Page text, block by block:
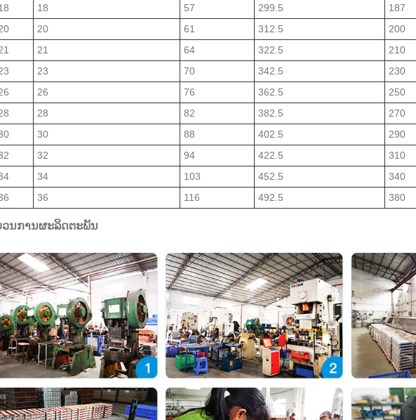
18 57 299.5
187
20 61 312.5
200
21 64 322.5
210
23 70 342.5
230
26 76 362.5
250
28 82 382.5
270
30 88 402.5
290
32 94 422.5
310
34 103 452.5
340
36 116 492.5 380
ນການຜະລິດຕະພັນ